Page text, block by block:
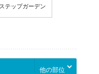
ップガーデン
他の部位